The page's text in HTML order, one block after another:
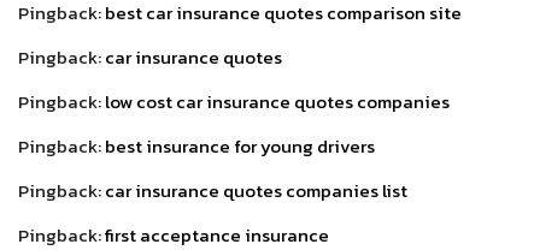
Pingback:best car insurance quotes comparison site
Pingback:car insurance quotes
Pingback:low cost car insurance quotes companies
Pingback:best insurance for young drivers
Pingback:car insurance quotes companies list
Pingback:first acceptance insurance